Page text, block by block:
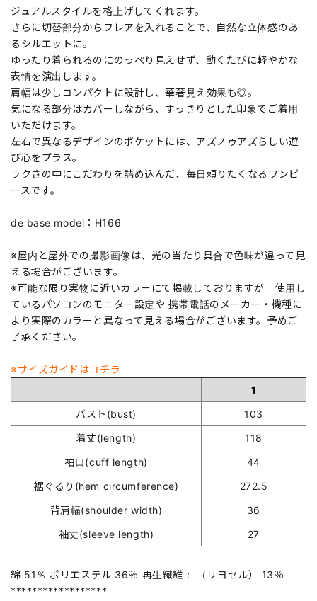
ジュアルスタイルを格上げしてくれます。
さらに切替部分からフレアを入れることで、自然な立体感のあ
るシルエットに。
ゆったり着られるのにのっぺり見えせず、動くたびに軽やかな
表情を演出します。
肩幅は少しコンパクトに設計し、華奢見え効果も◎。
気になる部分はカバーしながら、すっきりとした印象でご着用
いただけます。
左右で異なるデザインのポケットには、アズノゥアズらしい遊
び心をプラス。
ラクさの中にこだわりを詰め込んだ、毎日頼りたくなるワンピ
ースです。
de base model：H166
※屋内と屋外での撮影画像は、光の当たり具合で色味が違って見
える場合がございます。
※可能な限り実物に近いカラーにて掲載しておりますが 使用し
ているパソコンのモニター設定や 携帯電話のメーカー・機種に
より実際のカラーと異なって見える場合がございます。予めご
了承ください。
※サイズガイドはコチラ
1
バスト(bust)
103
着丈(length)
118
袖口(cuff length)
44
裾ぐるり(hem circumference)
272.5
背肩幅(shoulder width)
36
袖丈(sleeve length)
27
綿 51％ ポリエステル 36％ 再生繊維： （リヨセル） 13％
******************